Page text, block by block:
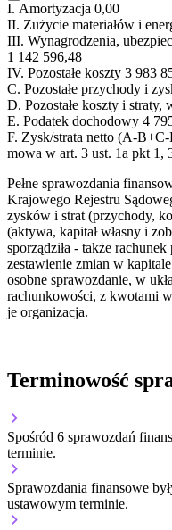
I. Amortyzacja 0,00
II. Zużycie materiałów i
III. Wynagrodzenia,
1 142 596,48
IV. Pozostałe koszty 3 983
C. Pozostałe przychody i
D. Pozostałe koszty i straty,
E. Podatek dochodowy 4
F. Zysk/strata netto (A-
mowa w art. 3 ust. 1a pkt 1,
Pełne sprawozdania
Krajowego Rejestru
zysków i strat (przychody,
(aktywa, kapitał własny i
sporządziła - także
zestawienie zmian w
osobne sprawozdanie, w
rachunkowości, z kwotami
je organizacja.
Terminowość
Spośród 6 sprawozdań
terminie.
Sprawozdania finansowe
ustawowym terminie.